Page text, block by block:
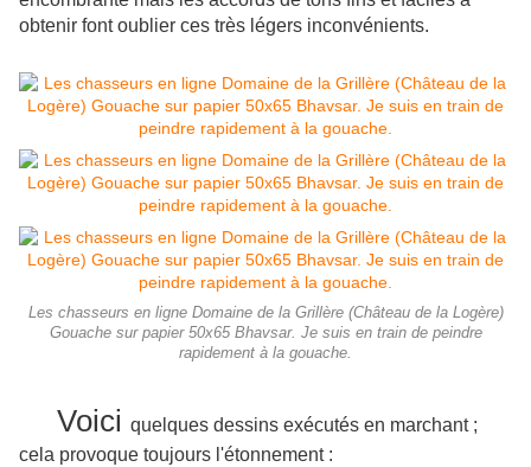
obtenir font oublier ces très légers inconvénients.
Les chasseurs en ligne Domaine de la Grillère (Château de la Logère)
Gouache sur papier 50x65 Bhavsar. Je suis en train de peindre
rapidement à la gouache.
Voici quelques dessins exécutés en marchant ;
cela provoque toujours l'étonnement :